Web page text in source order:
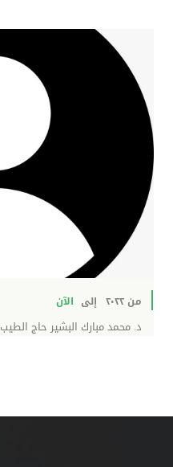
من ٢٠٢٢ إلى الآن
د. محمد مبارك البشير حاج الطيب